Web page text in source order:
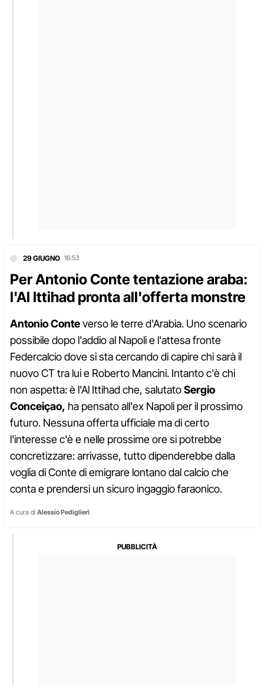
29 GIUGNO 16:53
Per Antonio Conte tentazione araba:
l'Al Ittihad pronta all'offerta monstre
Antonio Conteverso le terre d'Arabia. Uno scenario
possibile dopo l'addio al Napoli e l'attesa fronte
Federcalcio dove si sta cercando di capire chi sarà il
nuovo CT tra lui e Roberto Mancini. Intanto c'è chi
non aspetta: è l'Al Ittihad che, salutatoSergio
Conceiçao, ha pensato all'ex Napoli per il prossimo
futuro. Nessuna offerta ufficiale ma di certo
l'interesse c'è e nelle prossime ore si potrebbe
concretizzare: arrivasse, tutto dipenderebbe dalla
voglia di Conte di emigrare lontano dal calcio che
conta e prendersi un sicuro ingaggio faraonico.
A cura di Alessio Pediglieri